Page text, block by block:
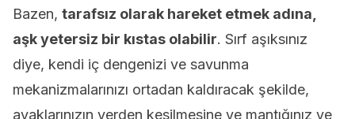
Bazen, tarafsız olarak hareket etmek adına,
aşk yetersiz bir kıstas olabilir. Sırf aşıksınız
diye, kendi iç dengenizi ve savunma
mekanizmalarınızı ortadan kaldıracak şekilde,
ayaklarınızın yerden kesilmesine ve mantığınız ve